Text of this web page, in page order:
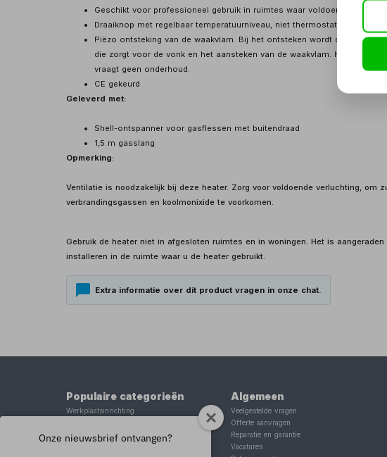
Geschikt voor professioneel gebruik in ruimtes waar voldoende
Draaiknop met regelbaar temperatuurniveau, niet thermostatisch
Piëzo ontsteking van de waakvlam. Bij het ontsteken wordt de
die zorgt voor de vonk en het aansteken van de waakvlam. Het
vraagt geen onderhoud.
CE gekeurd
Geleverd met:
Shell-ontspanner voor gasflessen met buitendraad
1,5 m gasslang
Opmerking:
Ventilatie is noodzakelijk bij deze heater. Zorg voor voldoende verluchting, om
verbrandingsgassen en koolmonixide te voorkomen.
Gebruik de heater niet in afgesloten ruimtes en in woningen. Het is
installeren in de ruimte waar u de heater gebruikt.
Extra informatie over dit product vragen in onze chat.
Populaire categorieën
Werkplaatsinrichting
Tig lasapparaat
Algemeen
Veelgestelde vragen
Offerte aanvragen
Reparatie en garantie
Vacatures
Onze nieuwsbrief ontvangen?